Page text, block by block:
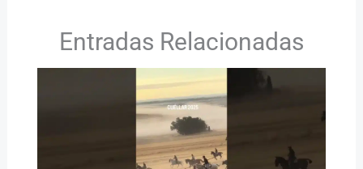
Entradas Relacionadas